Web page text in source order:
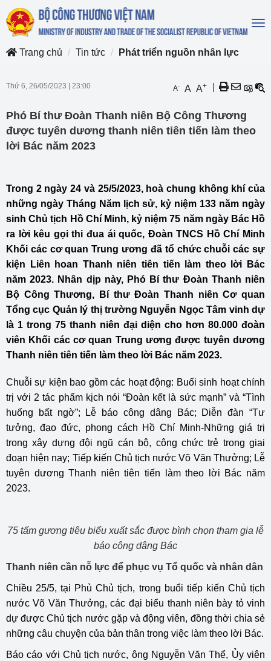
Trang chủ
Tin tức Phát triển nguồn nhân lực
Thứ 6, 26/05/2023 23:00 A- A A+
Phó Bí thư Đoàn Thanh niên Bộ Công Thương
được tuyên dương thanh niên tiên tiến làm theo
lời Bác năm 2023
Trong 2 ngày 24 và 25/5/2023, hoà chung không khí của
những ngày Tháng Năm lịch sử, kỷ niệm 133 năm ngày
sinh Chủ tịch Hồ Chí Minh, kỷ niệm 75 năm ngày Bác Hồ
ra lời kêu gọi thi đua ái quốc, Đoàn TNCS Hồ Chí Minh
Khối các cơ quan Trung ương đã tổ chức chuỗi các sự
kiện Liên hoan Thanh niên tiên tiến làm theo lời Bác
năm 2023. Nhân dịp này, Phó Bí thư Đoàn Thanh niên
Bộ Công Thương, Bí thư Đoàn Thanh niên Cơ quan
Tổng cục Quản lý thị trường Nguyễn Ngọc Tâm vinh dự
là 1 trong 75 thanh niên đại diện cho hơn 80.000 đoàn
viên Khối các cơ quan Trung ương được tuyên dương
Thanh niên tiên tiến làm theo lời Bác năm 2023.
Chuỗi sự kiện bao gồm các hoạt động: Buổi sinh hoạt chính
trị với 2 tác phẩm kịch nói “Đoàn kết là sức mạnh” và “Tình
huống bất ngờ”; Lễ báo công dâng Bác; Diễn đàn “Tư
tưởng, đạo đức, phong cách Hồ Chí Minh-Những giá trị
trong xây dựng đội ngũ cán bộ, công chức trẻ trong giai
đoạn hiện nay; Tiếp kiến Chủ tịch nước Võ Văn Thưởng; Lễ
tuyên dương Thanh niên tiên tiến làm theo lời Bác năm
2023.
75 tấm gương tiêu biểu xuất sắc được bình chọn tham gia lễ
báo công dâng Bác
Thanh niên cần nỗ lực để phục vụ Tổ quốc và nhân dân
Chiều 25/5, tại Phủ Chủ tịch, trong buổi tiếp kiến Chủ tịch
nước Võ Văn Thưởng, các đại biểu thanh niên bày tỏ vinh
dự được Chủ tịch nước gặp và động viên, đồng thời chia sẻ
những câu chuyện của bản thân trong việc làm theo lời Bác.
Báo cáo với Chủ tịch nước, ông Nguyễn Văn Thể, Ủy viên